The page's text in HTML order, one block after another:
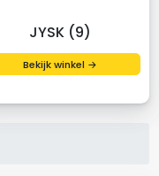
JYSK (9)
Bekijk winkel →